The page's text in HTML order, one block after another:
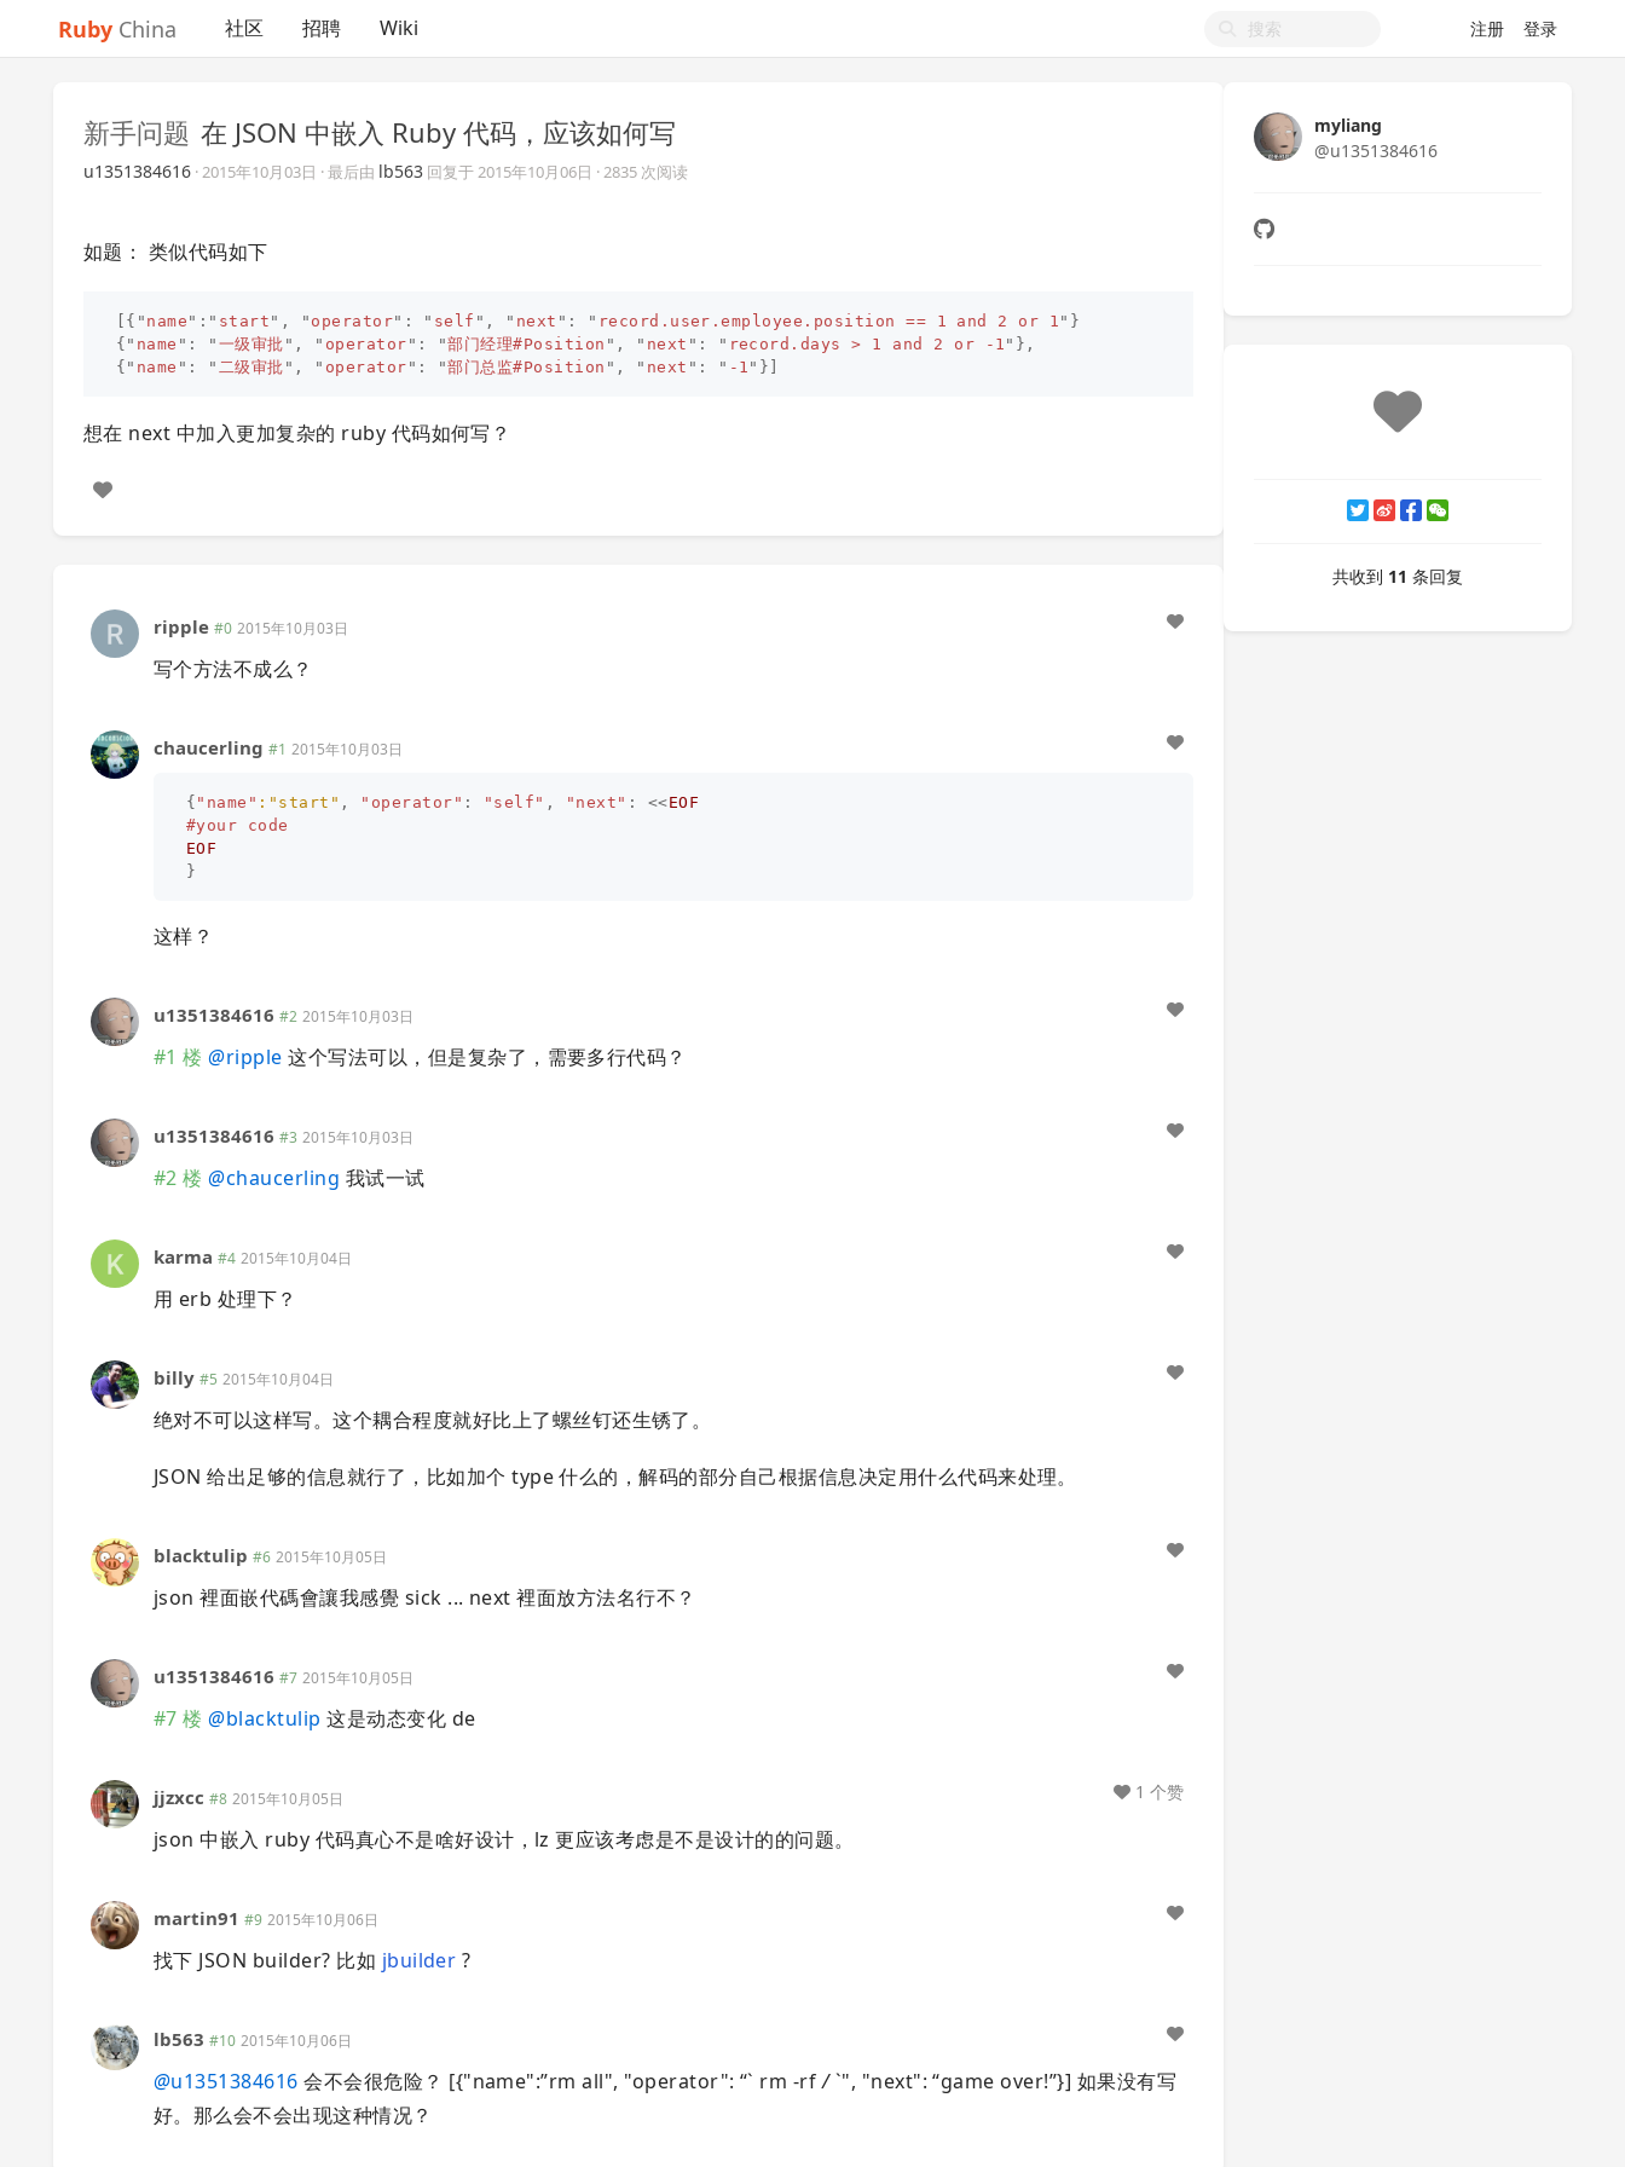
Ruby China 社区 招聘 Wiki 注册 登录
新手问题 在 JSON 中嵌入 Ruby 代码，应该如何写
u1351384616 ·2015年10月03日 · 最后由 lb563 回复于2015年10月06日 · 2835 次阅读
如题： 类似代码如下
[{ " name " : " start " , " operator" : " self " , " next " : " record.user.employee.position == 1 and 2 or 1 " }
{ " name " : " 一级审批 " , " operator " : "部门经理#Position " , " next " : " record.days > 1 and 2 or -1 " },
{ " name " : " 二级审批 " , " operator " : "部门总监#Position " , " next " : " -1 " }]
想在 next 中加入更加复杂的 ruby 代码如何写？
ripple #0 2015年10月03日
写个方法不成么？
chaucerling #1 2015年10月03日
{ "name" :"start" , "operator" : "self" , "next" : <<EOF
EOF
}
这样？
u1351384616 #2 2015年10月03日
#1 楼 @ripple 这个写法可以，但是复杂了，需要多行代码？
u1351384616 #3 2015年10月03日
#2 楼 @chaucerling 我试一试
karma #4 2015年10月04日
用 erb 处理下？
billy #5 2015年10月04日
绝对不可以这样写。这个耦合程度就好比上了螺丝钉还生锈了。
JSON 给出足够的信息就行了，比如加个 type 什么的，解码的部分自己根据信息决定用什么代码来处理。
blacktulip #6 2015年10月05日
json 裡面嵌代碼會讓我感覺 sick ... next 裡面放方法名行不？
u1351384616 #7 2015年10月05日
#7 楼 @blacktulip 这是动态变化 de
jjzxcc #8 2015年10月05日
json 中嵌入 ruby 代码真心不是啥好设计，lz 更应该考虑是不是设计的的问题。
1 个赞
martin91 #9 2015年10月06日
找下 JSON builder? 比如 jbuilder ?
lb563 #10 2015年10月06日
@u1351384616 会不会很危险？ [{"name":”rm all", "operator": “` rm -rf/`", "next": “game over!”}] 如果没有写
好。那么会不会出现这种情况？
myliang
@u1351384616
共收到 11 条回复